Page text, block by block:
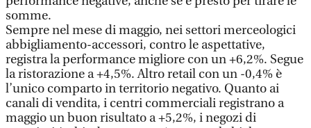
somme.
Sempre nel mese di maggio, nei settori merceologici
abbigliamento-accessori, contro le aspettative,
registra la performance migliore con un +6,2%. Segue
la ristorazione a +4,5%. Altro retail con un -0,4% è
l’unico comparto in territorio negativo. Quanto ai
canali di vendita, i centri commerciali registrano a
maggio un buon risultato a +5,2%, i negozi di